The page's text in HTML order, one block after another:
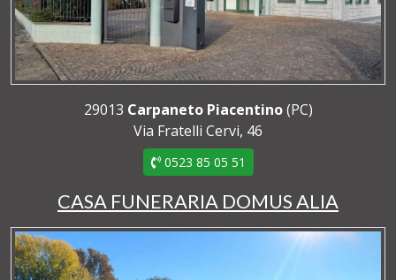
29013 Carpaneto Piacentino(PC)
Via Fratelli Cervi, 46
0523 85 05 51
CASA FUNERARIA DOMUS ALIA